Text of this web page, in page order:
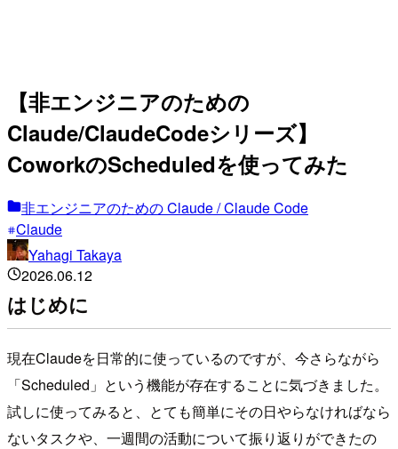
【非エンジニアのための
Claude/ClaudeCodeシリーズ】
CoworkのScheduledを使ってみた
非エンジニアのための Claude / Claude Code
Claude
Yahagi Takaya
2026.06.12
はじめに
現在Claudeを日常的に使っているのですが、今さらながら
「Scheduled」という機能が存在することに気づきました。
試しに使ってみると、とても簡単にその日やらなければなら
ないタスクや、一週間の活動について振り返りができたの